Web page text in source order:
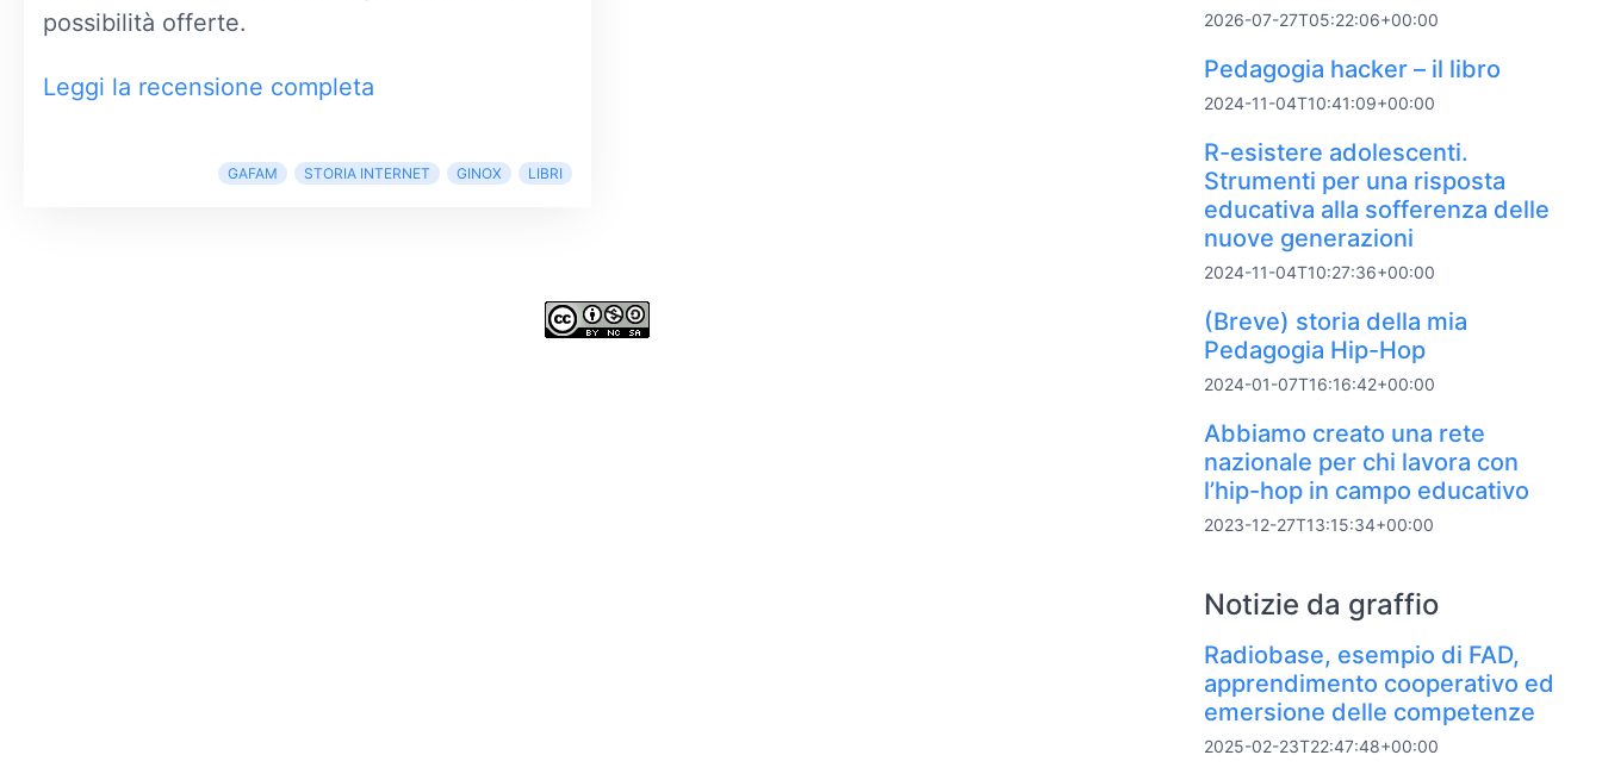
possibilità offerte.
Leggi la recensione completa
GAFAM STORIA INTERNET GINOX LIBRI
2026-07-27T05:22:06+00:00
Pedagogia hacker – il libro
2024-11-04T10:41:09+00:00
R-esistere adolescenti.
Strumenti per una risposta
educativa alla sofferenza delle
nuove generazioni
2024-11-04T10:27:36+00:00
(Breve) storia della mia
Pedagogia Hip-Hop
2024-01-07T16:16:42+00:00
Abbiamo creato una rete
nazionale per chi lavora con
l’hip-hop in campo educativo
2023-12-27T13:15:34+00:00
Notizie da graffio
Radiobase, esempio di FAD,
apprendimento cooperativo ed
emersione delle competenze
2025-02-23T22:47:48+00:00